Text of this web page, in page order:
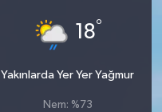
18°
Yakınlarda Yer Yer Yağmur
Nem: %73